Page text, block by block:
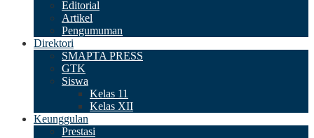
Editorial
Artikel
Pengumuman
Direktori
SMAPTA PRESS
GTK
Siswa
Kelas 11
Kelas XII
Keunggulan
Prestasi